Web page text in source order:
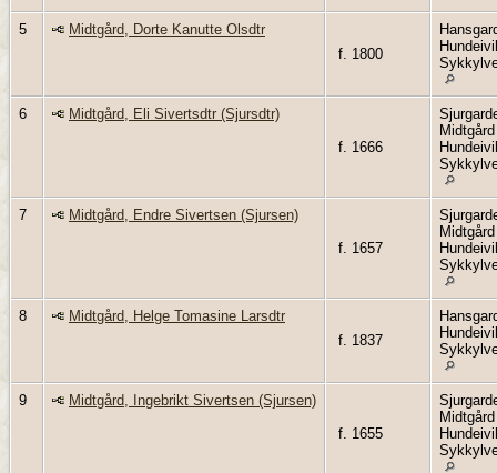
5
Midtgård, Dorte Kanutte Olsdtr
f. 1800
6
Midtgård, Eli Sivertsdtr (Sjursdtr)
f. 1666
Midtgård
7
Midtgård, Endre Sivertsen (Sjursen)
f. 1657
Midtgård
8
Midtgård, Helge Tomasine Larsdtr
f. 1837
9
Midtgård, Ingebrikt Sivertsen (Sjursen)
f. 1655
Midtgård